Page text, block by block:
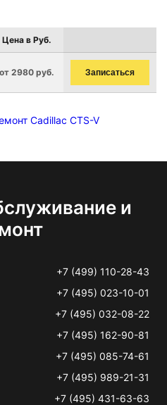
Цена в Руб.
от 2980 руб. Записаться
Cadillac CTS-V
и
+7 (499) 110-28-43
+7 (495) 023-10-01
+7 (495) 032-08-22
+7 (495) 162-90-81
+7 (495) 085-74-61
+7 (495) 989-21-31
+7 (495) 431-63-63